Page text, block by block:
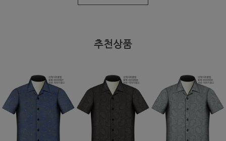
추천상품